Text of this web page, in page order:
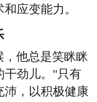
应变能力。
他总是笑眯眯
干劲儿。"只有
沛，以积极健康